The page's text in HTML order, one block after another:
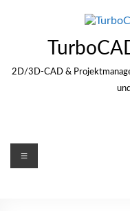
2D/3D-CAD &
Menü